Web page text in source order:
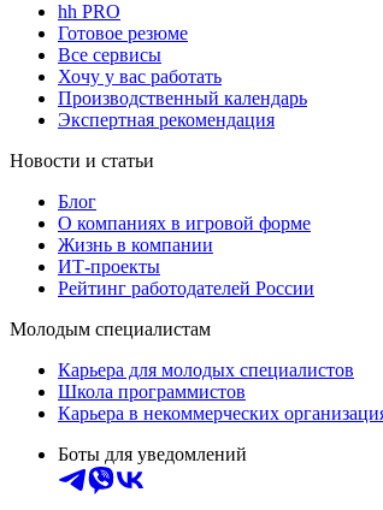
hh PRO
Готовое резюме
Все сервисы
Хочу у вас работать
Производственный календарь
Экспертная рекомендация
Новости и статьи
Блог
О компаниях в игровой форме
Жизнь в компании
ИТ-проекты
Рейтинг работодателей России
Молодым специалистам
Карьера для молодых специалистов
Школа программистов
Карьера в некоммерческих
Боты для уведомлений